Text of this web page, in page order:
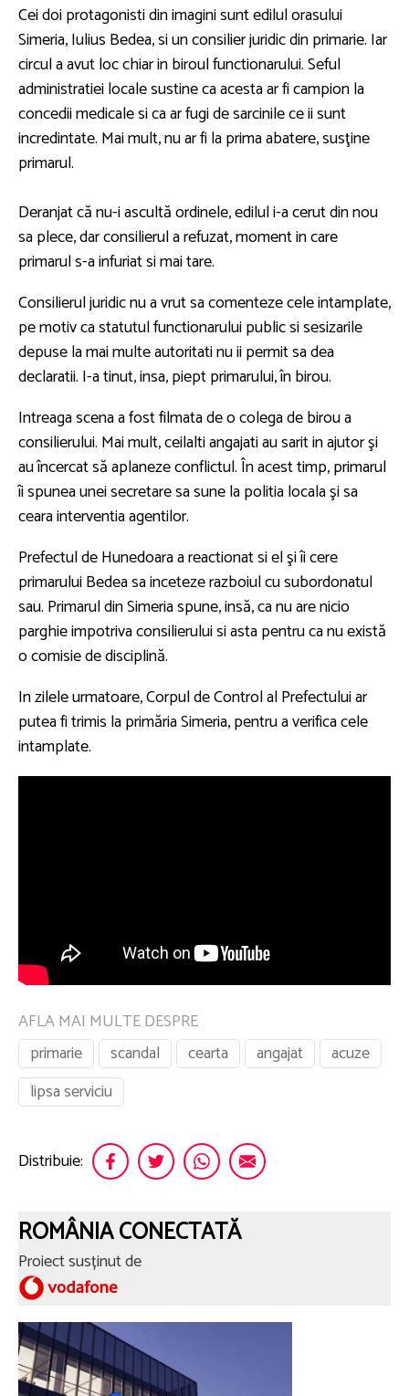
Cei doi protagonisti din imagini sunt edilul orasului
Simeria, Iulius Bedea, si un consilier juridic din primarie. Iar
circul a avut loc chiar in biroul functionarului. Seful
administratiei locale sustine ca acesta ar fi campion la
concedii medicale si ca ar fugi de sarcinile ce ii sunt
incredintate. Mai mult, nu ar fi la prima abatere, susţine
primarul.
Deranjat că nu-i ascultă ordinele, edilul i-a cerut din nou
sa plece, dar consilierul a refuzat, moment in care
primarul s-a infuriat si mai tare.
Consilierul juridic nu a vrut sa comenteze cele intamplate,
pe motiv ca statutul functionarului public si sesizarile
depuse la mai multe autoritati nu ii permit sa dea
declaratii. I-a tinut, insa, piept primarului, în birou.
Intreaga scena a fost filmata de o colega de birou a
consilierului. Mai mult, ceilalti angajati au sarit in ajutor şi
au încercat să aplaneze conflictul. În acest timp, primarul
îi spunea unei secretare sa sune la politia locala şi sa
ceara interventia agentilor.
Prefectul de Hunedoara a reactionat si el şi îi cere
primarului Bedea sa inceteze razboiul cu subordonatul
sau. Primarul din Simeria spune, insă, ca nu are nicio
parghie impotriva consilierului si asta pentru ca nu există
o comisie de disciplină.
In zilele urmatoare, Corpul de Control al Prefectului ar
putea fi trimis la primăria Simeria, pentru a verifica cele
intamplate.
AFLA MAI MULTE DESPRE
primarie
scandal cearta angajat
acuze
lipsa serviciu
Distribuie:
ROMÂNIA CONECTATĂ
Proiect susținut de